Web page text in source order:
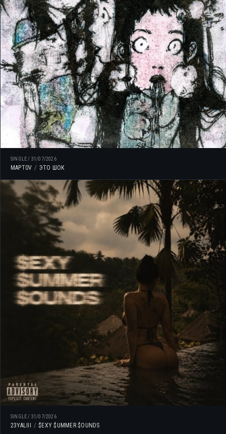
SINGLE/ 31/07/2026
MAPT0V ЭТО ШОК
SINGLE/ 31/07/2026
23YALIII $EXY $UMMER $OUNDS